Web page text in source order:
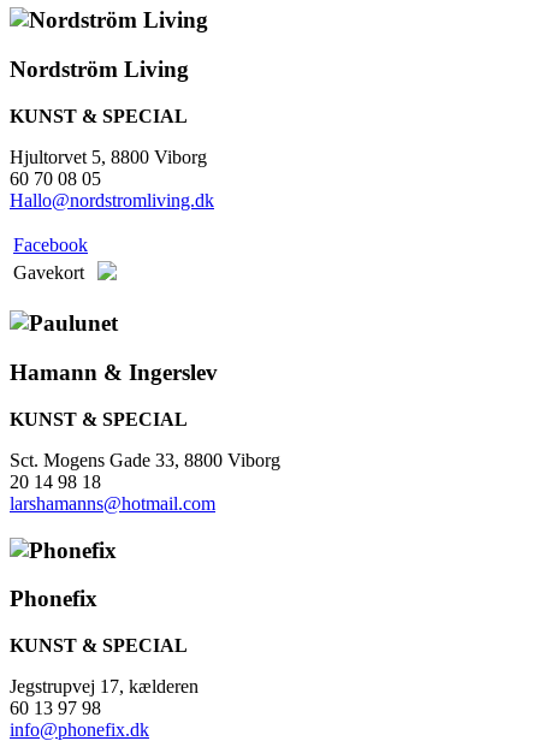
Nordström Living
KUNST & SPECIAL
Hjultorvet 5, 8800 Viborg
60 70 08 05
Hallo@nordstromliving.dk
Facebook
Gavekort
Hamann & Ingerslev
KUNST & SPECIAL
Sct. Mogens Gade 33, 8800 Viborg
20 14 98 18
larshamanns@hotmail.com
Phonefix
KUNST & SPECIAL
Jegstrupvej 17, kælderen
60 13 97 98
info@phonefix.dk